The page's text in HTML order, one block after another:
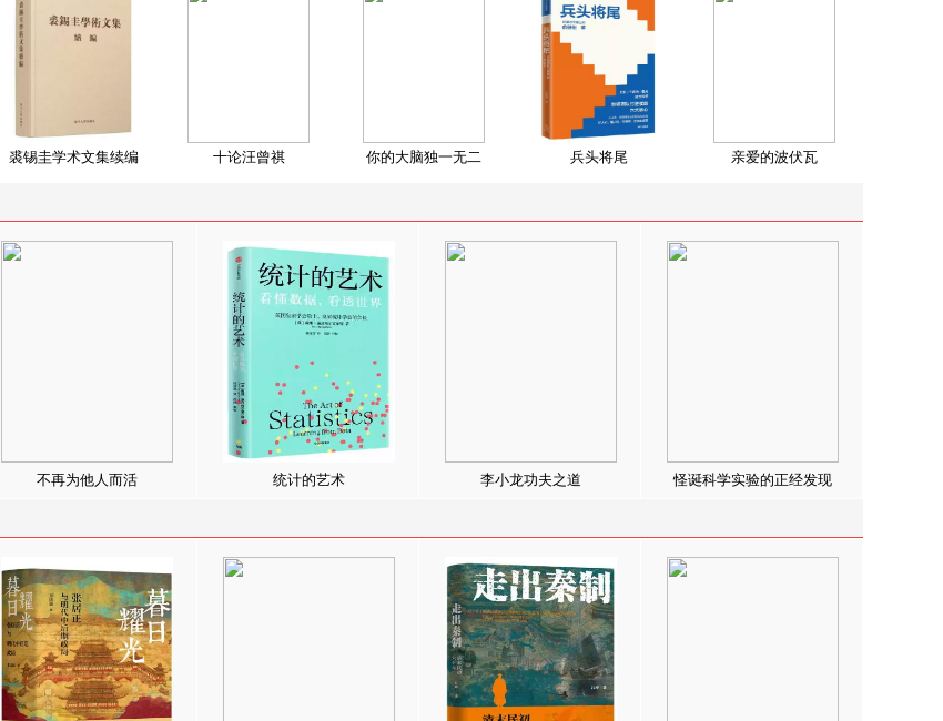
裘锡圭学术文集续编 十论汪曾祺 你的大脑独一无二 兵头将尾 亲爱的波伏瓦
不再为他人而活 统计的艺术 李小龙功夫之道 怪诞科学实验的正经发现